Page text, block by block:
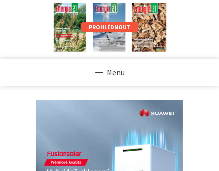
PROHLÉDNOUT
Menu